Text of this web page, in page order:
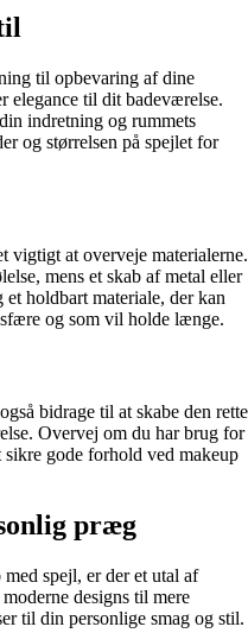
til opbevaring af dine
elegance til dit badeværelse.
indretning og rummets
og størrelsen på spejlet for
vigtigt at overveje materialerne.
mens et skab af metal eller
holdbart materiale, der kan
og som vil holde længe.
bidrage til at skabe den rette
Overvej om du har brug for
gode forhold ved makeup
præg
spejl, er der et utal af
designs til mere
til din personlige smag og stil.